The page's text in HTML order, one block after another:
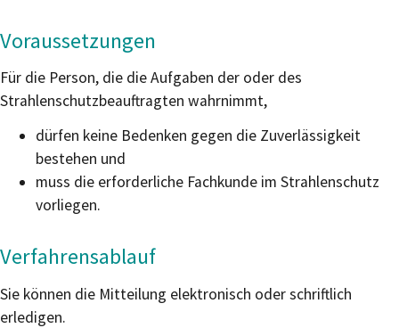
Voraussetzungen
Für die Person, die die Aufgaben der oder des
Strahlenschutzbeauftragten wahrnimmt,
dürfen keine Bedenken gegen die Zuverlässigkeit
bestehen und
muss die erforderliche Fachkunde im Strahlenschutz
vorliegen.
Verfahrensablauf
Sie können die Mitteilung elektronisch oder schriftlich
erledigen.